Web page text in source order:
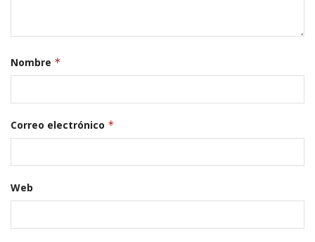
Nombre *
Correo electrónico *
Web